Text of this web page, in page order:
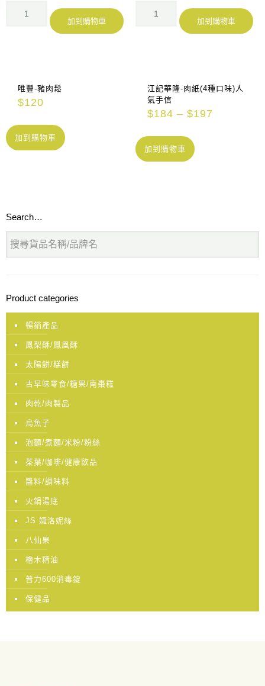
加到購物車 加到購物車
唯豐-豬肉鬆
$120
加到購物車
江記華隆-肉紙(4種口味)人
氣手信
$184 – $197
加到購物車
Search…
Product categories
暢銷產品
鳳梨酥/鳳凰酥
太陽餅/糕餅
古早味零食/糖果/南棗糕
肉乾/肉製品
烏魚子
泡麵/煮麵/米粉/粉絲
茶葉/咖啡/健康飲品
醬料/調味料
火鍋湯底
JS 婕洛妮絲
八仙果
檜木精油
普力600消毒錠
保健品